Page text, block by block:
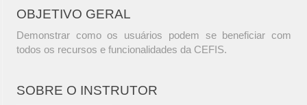
OBJETIVO GERAL
Demonstrar como os usuários podem se beneficiar com
todos os recursos e funcionalidades da CEFIS.
SOBRE O INSTRUTOR